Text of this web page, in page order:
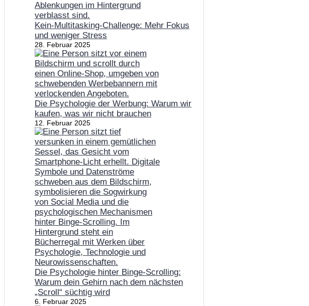
Kein-Multitasking-Challenge: Mehr Fokus
und weniger Stress
28. Februar 2025
Die Psychologie der Werbung: Warum wir
kaufen, was wir nicht brauchen
12. Februar 2025
Die Psychologie hinter Binge-Scrolling:
Warum dein Gehirn nach dem nächsten
„Scroll“ süchtig wird
6. Februar 2025